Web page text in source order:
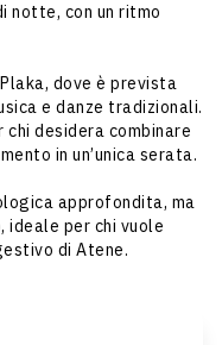
notte, con un ritmo
dove è prevista
e danze tradizionali.
chi desidera combinare
in un’unica serata.
approfondita, ma
ideale per chi vuole
di Atene.